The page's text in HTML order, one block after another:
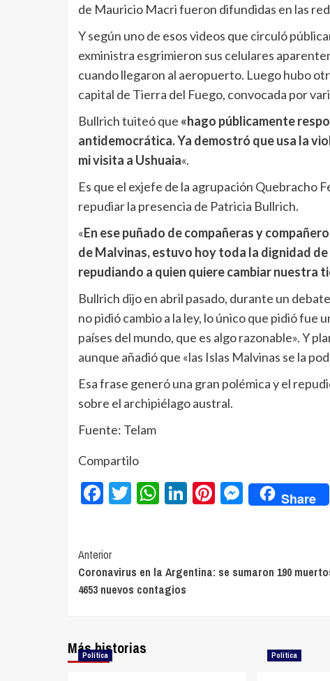
de Mauricio Macri fueron difundidas en las
Y según uno de esos videos que circuló
exministra esgrimieron sus celulares
cuando llegaron al aeropuerto. Luego hubo
capital de Tierra del Fuego, convocada por
Bullrich tuiteó que «hago públicamente
antidemocrática. Ya demostró que usa la
mi visita a Ushuaia«.
Es que el exjefe de la agrupación Quebracho
repudiar la presencia de Patricia Bullrich.
«En ese puñado de compañeras y
de Malvinas, estuvo hoy toda la dignidad
repudiando a quien quiere cambiar nuestra
Bullrich dijo en abril pasado, durante un
no pidió cambio a la ley, lo único que pidió fue
países del mundo, que es algo razonable». Y
aunque añadió que «las Islas Malvinas se la
Esa frase generó una gran polémica y el
sobre el archipiélago austral.
Fuente: Telam
Compartilo
Facebook
Twitter
WhatsApp
LinkedIn
Pinterest
Share
Navegación
de
entradas
Anterior
Coronavirus en la Argentina: se sumaron 190
4653 nuevos contagios
Más historias
Política Política